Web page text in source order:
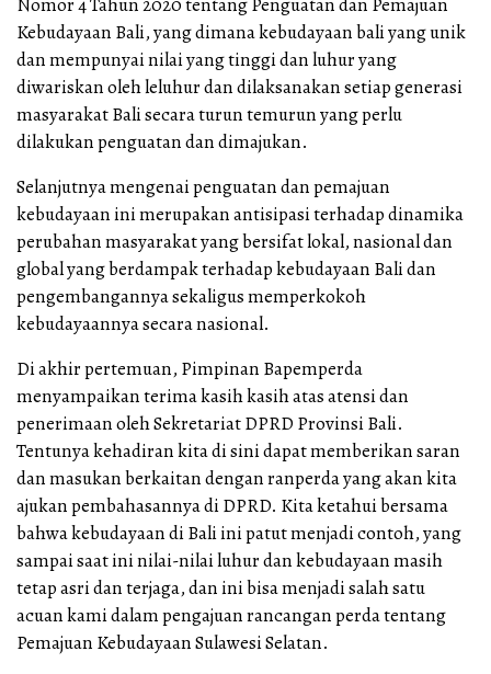
Kebudayaan Bali, yang dimana kebudayaan bali yang unik
dan mempunyai nilai yang tinggi dan luhur yang
diwariskan oleh leluhur dan dilaksanakan setiap generasi
masyarakat Bali secara turun temurun yang perlu
dilakukan penguatan dan dimajukan.
Selanjutnya mengenai penguatan dan pemajuan
kebudayaan ini merupakan antisipasi terhadap dinamika
perubahan masyarakat yang bersifat lokal, nasional dan
global yang berdampak terhadap kebudayaan Bali dan
pengembangannya sekaligus memperkokoh
kebudayaannya secara nasional.
Di akhir pertemuan, Pimpinan Bapemperda
menyampaikan terima kasih kasih atas atensi dan
penerimaan oleh Sekretariat DPRD Provinsi Bali.
Tentunya kehadiran kita di sini dapat memberikan saran
dan masukan berkaitan dengan ranperda yang akan kita
ajukan pembahasannya di DPRD. Kita ketahui bersama
bahwa kebudayaan di Bali ini patut menjadi contoh, yang
sampai saat ini nilai-nilai luhur dan kebudayaan masih
tetap asri dan terjaga, dan ini bisa menjadi salah satu
acuan kami dalam pengajuan rancangan perda tentang
Pemajuan Kebudayaan Sulawesi Selatan.